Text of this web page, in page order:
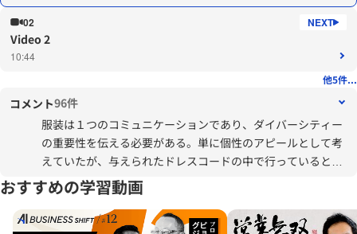
02
Video 2
10:44
他5件...
コメント96件
服装は１つのコミュニケーションであり、ダイバーシティー
の重要性を伝える必要がある。単に個性のアピールとして考
えていたが、与えられたドレスコードの中で行っているとい
うことに驚きました。
おすすめの学習動画